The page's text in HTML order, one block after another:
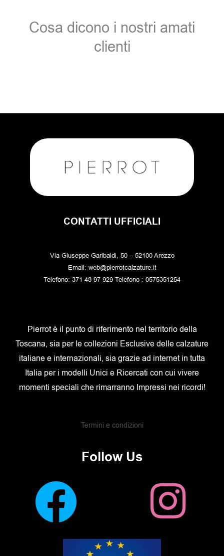
Cosa dicono i nostri amati
clienti
CONTATTI UFFICIALI
Via Giuseppe Garibaldi, 50 – 52100 Arezzo
Email: web@pierrotcalzature.it
Telefono: 371 48 97 929 Telefono : 0575351254
Pierrot è il punto di riferimento nel territorio della
Toscana, sia per le collezioni Esclusive delle calzature
italiane e internazionali, sia grazie ad internet in tutta
Italia per i modelli Unici e Ricercati con cui vivere
momenti speciali che rimarranno Impressi nei ricordi!
Termini e condizioni
Follow Us